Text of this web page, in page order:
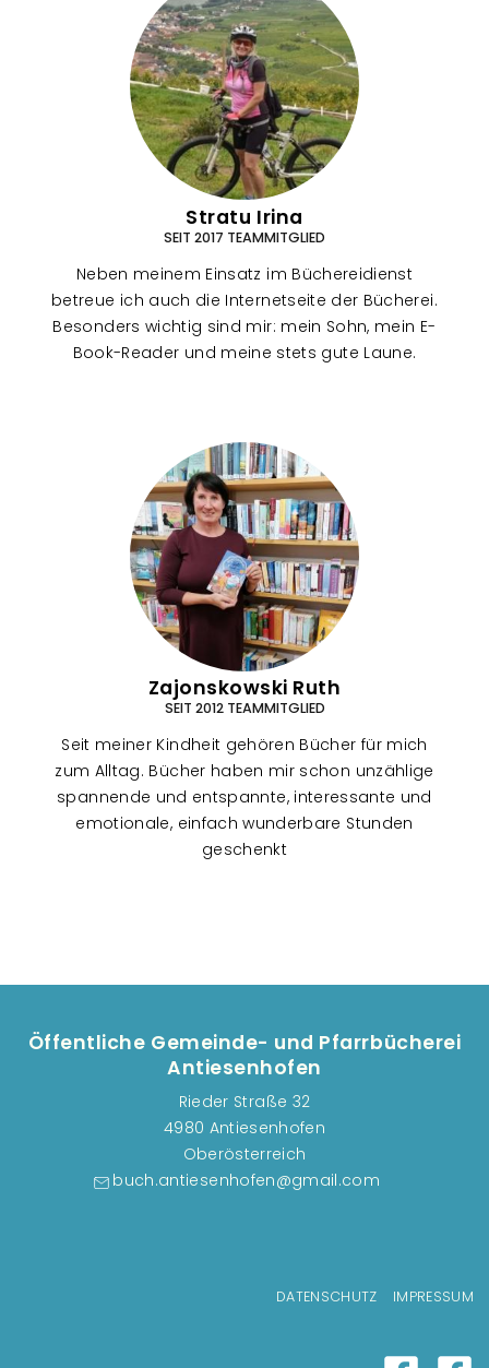
Stratu Irina
SEIT 2017 TEAMMITGLIED
Neben meinem Einsatz im Büchereidienst
betreue ich auch die Internetseite der Bücherei.
Besonders wichtig sind mir: mein Sohn, mein E-
Book-Reader und meine stets gute Laune.
Zajonskowski Ruth
SEIT 2012 TEAMMITGLIED
Seit meiner Kindheit gehören Bücher für mich
zum Alltag. Bücher haben mir schon unzählige
spannende und entspannte, interessante und
emotionale, einfach wunderbare Stunden
geschenkt
Öffentliche Gemeinde- und Pfarrbücherei
Antiesenhofen
Rieder Straße 32
4980 Antiesenhofen
Oberösterreich
buch.antiesenhofen@gmail.com
DATENSCHUTZ IMPRESSUM